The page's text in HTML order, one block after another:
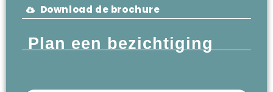
Download de brochure
Plan een bezichtiging